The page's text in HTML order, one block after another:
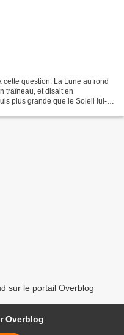
question. La Lune au rond
traîneau, et disait en
plus grande que le Soleil lui-
sur le portail Overblog
Overblog